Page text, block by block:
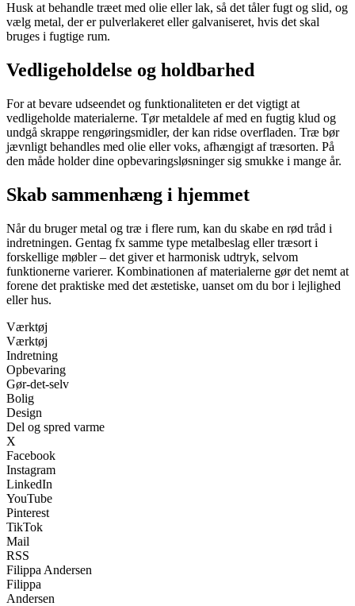
Husk at behandle træet med olie eller lak, så det tåler fugt og slid, og
vælg metal, der er pulverlakeret eller galvaniseret, hvis det skal
bruges i fugtige rum.
Vedligeholdelse og holdbarhed
For at bevare udseendet og funktionaliteten er det vigtigt at
vedligeholde materialerne. Tør metaldele af med en fugtig klud og
undgå skrappe rengøringsmidler, der kan ridse overfladen. Træ bør
jævnligt behandles med olie eller voks, afhængigt af træsorten. På
den måde holder dine opbevaringsløsninger sig smukke i mange år.
Skab sammenhæng i hjemmet
Når du bruger metal og træ i flere rum, kan du skabe en rød tråd i
indretningen. Gentag fx samme type metalbeslag eller træsort i
forskellige møbler – det giver et harmonisk udtryk, selvom
funktionerne varierer. Kombinationen af materialerne gør det nemt at
forene det praktiske med det æstetiske, uanset om du bor i lejlighed
eller hus.
Værktøj
Værktøj
Indretning
Opbevaring
Gør-det-selv
Bolig
Design
Del og spred varme
X
Facebook
Instagram
LinkedIn
YouTube
Pinterest
TikTok
Mail
RSS
Filippa Andersen
Filippa
Andersen